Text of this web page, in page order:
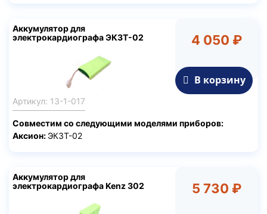
4 050 ₽
В корзину
Аккумулятор для
электрокардиографа ЭК3Т-02
Артикул: 13-1-017
Совместим со следующими моделями приборов:
Аксион: ЭК3Т-02
5 730 ₽
Аккумулятор для
электрокардиографа Kenz 302